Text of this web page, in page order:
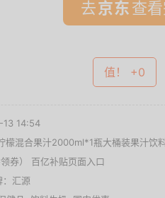
去 查
值！ +0
13 14:54
檬混合果汁2000ml*1瓶大桶装果汁饮
券） 百亿补贴页面入口
汇源